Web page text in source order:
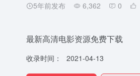
5年前发布 6,362 0
最新高清电影资源免费下载
收录时间： 2021-04-13